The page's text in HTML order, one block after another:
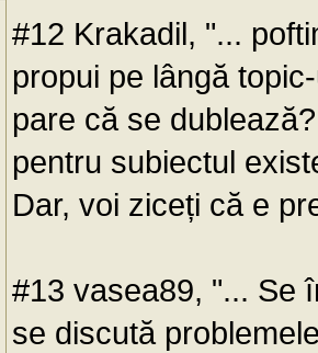
#12 Krakadil, "...
propui pe lângă
pare că se
pentru subiectul
Dar, voi ziceți că e
#13 vasea89, "... Se
se discută